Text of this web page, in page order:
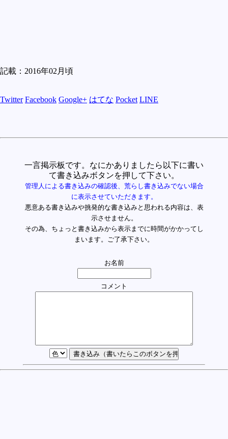
記載：2016年02月頃
Twitter Facebook Google+ はてな Pocket LINE
一言掲示板です。なにかありましたら以下に書い
て書き込みボタンを押して下さい。
管理人による書き込みの確認後、荒らし書き込みでない場合
に表示させていただきます。
悪意ある書き込みや挑発的な書き込みと思われる内容は、表
示させません。
その為、ちょっと書き込みから表示までに時間がかかってし
まいます。ご了承下さい。
お名前
コメント